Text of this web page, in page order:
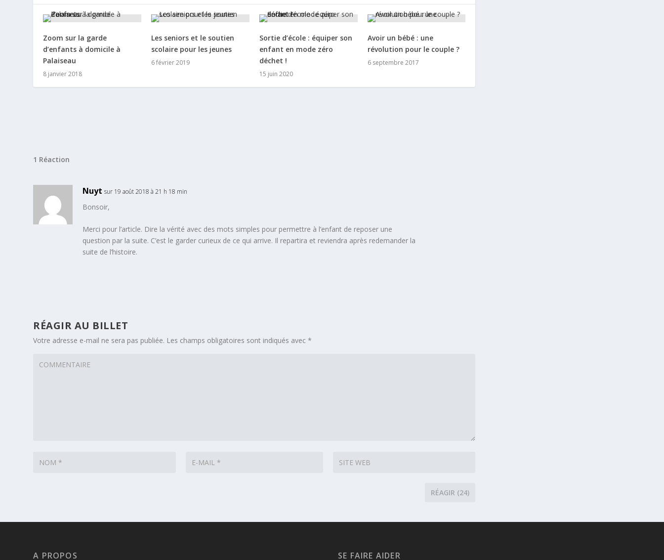
Zoom sur la garde
d’enfants à domicile à
Palaiseau
8 janvier 2018
Les seniors et le soutien
scolaire pour les jeunes
6 février 2019
Sortie d’école : équiper son
enfant en mode zéro
déchet !
15 juin 2020
Avoir un bébé : une
révolution pour le couple ?
6 septembre 2017
1 Réaction
Nuyt sur 19 août 2018 à 21 h 18 min
Bonsoir,
Merci pour l’article. Dire la vérité avec des mots simples pour permettre à l’enfant de reposer une
question par la suite. C’est le garder curieux de ce qui arrive. Il repartira et reviendra après redemander la
suite de l’histoire.
RÉAGIR AU BILLET
Votre adresse e-mail ne sera pas publiée. Les champs obligatoires sont indiqués avec*
A PROPOS SE FAIRE AIDER